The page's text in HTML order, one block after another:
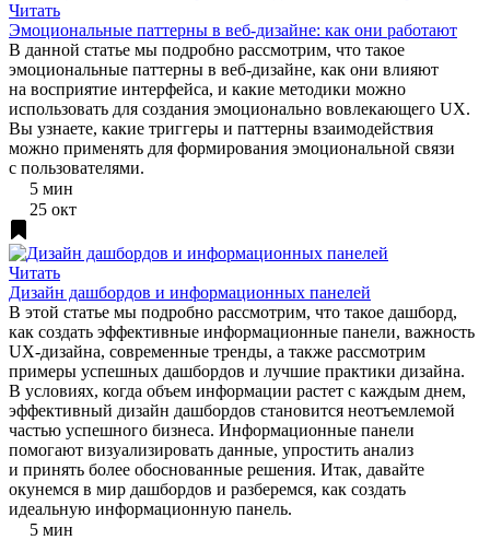
Читать
Эмоциональные паттерны в веб-дизайне: как они работают
В данной статье мы подробно рассмотрим, что такое
эмоциональные паттерны в веб-дизайне, как они влияют
на восприятие интерфейса, и какие методики можно
использовать для создания эмоционально вовлекающего UX.
Вы узнаете, какие триггеры и паттерны взаимодействия
можно применять для формирования эмоциональной связи
с пользователями.
5 мин
25 окт
Читать
Дизайн дашбордов и информационных панелей
В этой статье мы подробно рассмотрим, что такое дашборд,
как создать эффективные информационные панели, важность
UX-дизайна, современные тренды, а также рассмотрим
примеры успешных дашбордов и лучшие практики дизайна.
В условиях, когда объем информации растет с каждым днем,
эффективный дизайн дашбордов становится неотъемлемой
частью успешного бизнеса. Информационные панели
помогают визуализировать данные, упростить анализ
и принять более обоснованные решения. Итак, давайте
окунемся в мир дашбордов и разберемся, как создать
идеальную информационную панель.
5 мин